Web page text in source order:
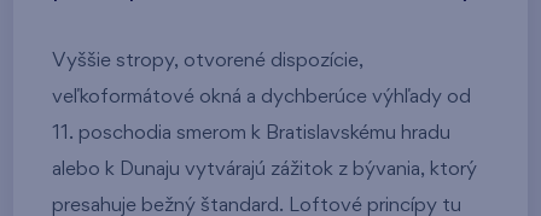
Vyššie stropy, otvorené dispozície,
veľkoformátové okná a dychberúce výhľady od
11. poschodia smerom k Bratislavskému hradu
alebo k Dunaju vytvárajú zážitok z bývania, ktorý
presahuje bežný štandard. Loftové princípy tu